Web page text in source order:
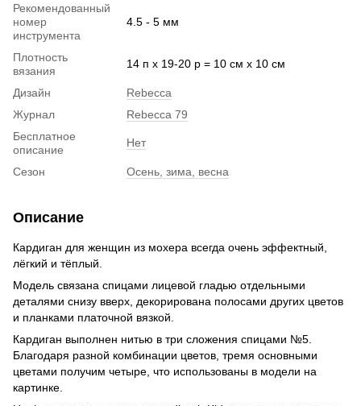
Рекомендованный
номер
инструмента
4.5 - 5 мм
Плотность
вязания
14 п х 19-20 р = 10 см х 10 см
Дизайн
Rebecca
Журнал
Rebecca 79
Бесплатное
описание
Нет
Сезон Осень, зима, весна
Описание
Кардиган для женщин из мохера всегда очень эффектный,
лёгкий и тёплый.
Модель связана спицами лицевой гладью отдельными
деталями снизу вверх, декорирована полосами других цветов
и планками платочной вязкой.
Кардиган выполнен нитью в три сложения спицами №5.
Благодаря разной комбинации цветов, тремя основными
цветами получим четыре, что использованы в модели на
картинке.